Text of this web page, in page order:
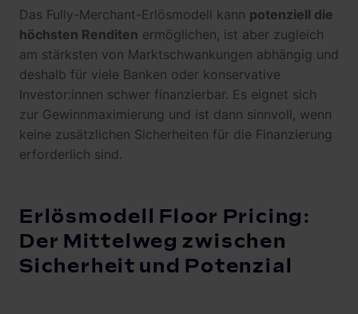
Das Fully-Merchant-Erlösmodell kann potenziell die
höchsten Renditen ermöglichen, ist aber zugleich
am stärksten von Marktschwankungen abhängig und
deshalb für viele Banken oder konservative
Investor:innen schwer finanzierbar. Es eignet sich
zur Gewinnmaximierung und ist dann sinnvoll, wenn
keine zusätzlichen Sicherheiten für die Finanzierung
erforderlich sind.
Erlösmodell Floor Pricing:
Der Mittelweg zwischen
Sicherheit und Potenzial